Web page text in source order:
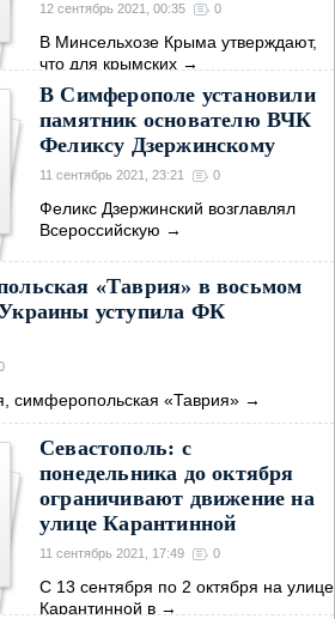
12 сентябрь 2021, 00:35 0
В Минсельхозе Крыма утверждают,
что для крымских →
В Симферополе установили
памятник основателю ВЧК
Феликсу Дзержинскому
11 сентябрь 2021, 23:21 0
Феликс Дзержинский возглавлял
Всероссийскую →
«Таврия» в восьмом
уступила ФК
симферопольская «Таврия» →
Севастополь: с
понедельника до октября
ограничивают движение на
улице Карантинной
11 сентябрь 2021, 17:49 0
С 13 сентября по 2 октября на улице
Карантинной в →